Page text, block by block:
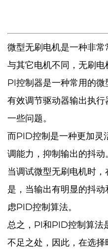
微型无刷电机是一种非
与其它电机不同，无刷电
PI控制器是一种常用的
有效调节驱动器输出执
一些问题。
而PID控制是一种更加灵
调能力，抑制输出的抖动
当调试微型无刷电机时
是，当输出有明显的抖
虑PID控制算法。
总之，PI和PID控制算法
不足之处，因此，在选